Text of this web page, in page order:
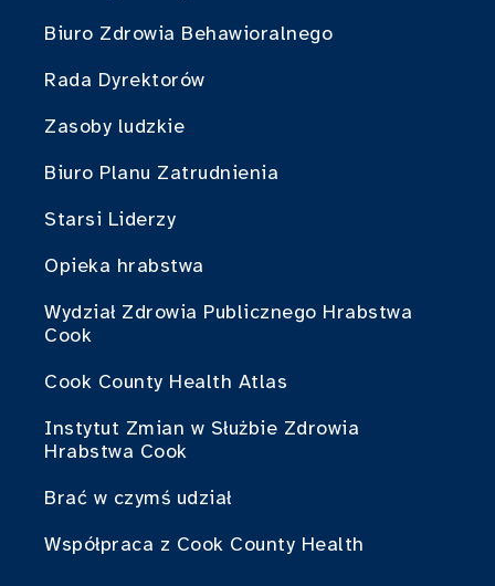
Biuro Zdrowia Behawioralnego
Rada Dyrektorów
Zasoby ludzkie
Biuro Planu Zatrudnienia
Starsi Liderzy
Opieka hrabstwa
Wydział Zdrowia Publicznego Hrabstwa
Cook
Cook County Health Atlas
Instytut Zmian w Służbie Zdrowia
Hrabstwa Cook
Brać w czymś udział
Współpraca z Cook County Health